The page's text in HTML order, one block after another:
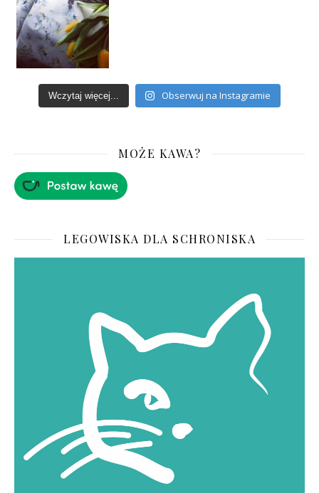
Wczytaj więcej... Obserwuj na Instagramie
MOŻE KAWA?
LEGOWISKA DLA SCHRONISKA